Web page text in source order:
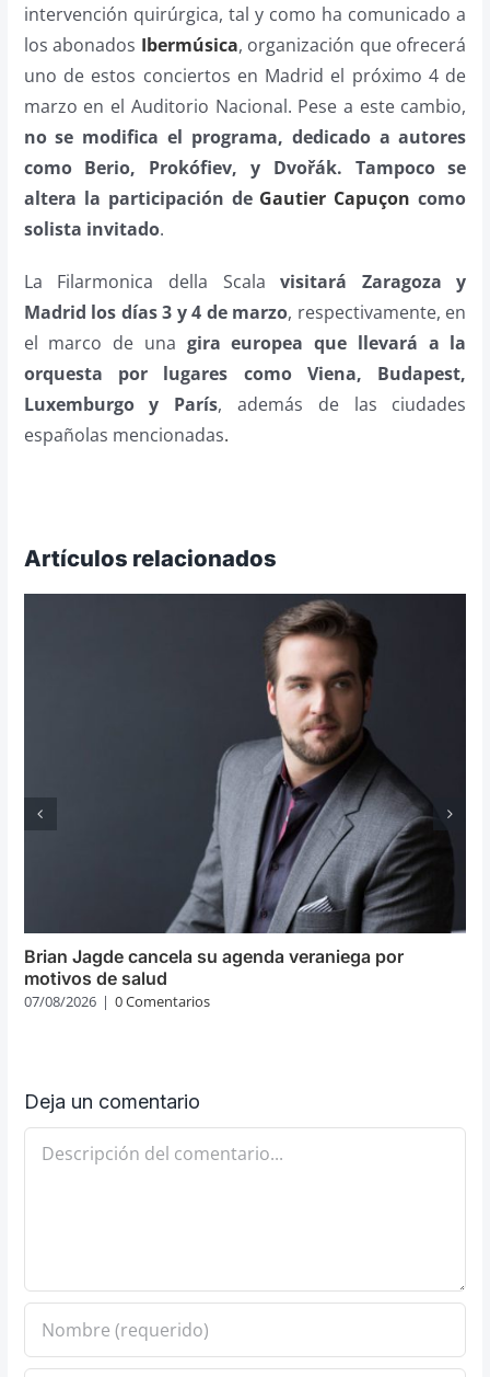
intervención quirúrgica, tal y como ha comunicado a
los abonados Ibermúsica, organización que ofrecerá
uno de estos conciertos en Madrid el próximo 4 de
marzo en el Auditorio Nacional. Pese a este cambio,
no se modifica el programa, dedicado a autores
como Berio, Prokófiev, y Dvořák. Tampoco se
altera la participación de Gautier Capuçon como
solista invitado.
La Filarmonica della Scalavisitará Zaragoza y
Madrid los días 3 y 4 de marzo, respectivamente, en
el marco de una gira europea que llevará a la
orquesta por lugares como Viena, Budapest,
Luxemburgo y París, además de las ciudades
españolas mencionadas.
Artículos relacionados
Brian Jagde cancela su agenda veraniega por
motivos de salud
07/08/2026 | 0 Comentarios
Deja un comentario
Comentario